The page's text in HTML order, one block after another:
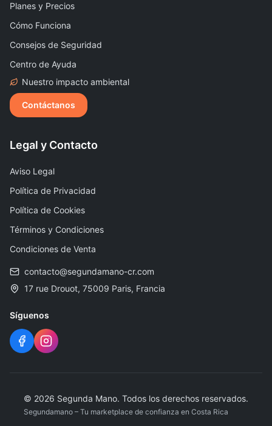
Planes y Precios
Cómo Funciona
Consejos de Seguridad
Centro de Ayuda
Nuestro impacto ambiental
Contáctanos
Legal y Contacto
Aviso Legal
Política de Privacidad
Política de Cookies
Términos y Condiciones
Condiciones de Venta
contacto@segundamano-cr.com
17 rue Drouot, 75009 Paris, Francia
Síguenos
© 2026 Segunda Mano. Todos los derechos reservados.
Segundamano – Tu marketplace de confianza en Costa Rica